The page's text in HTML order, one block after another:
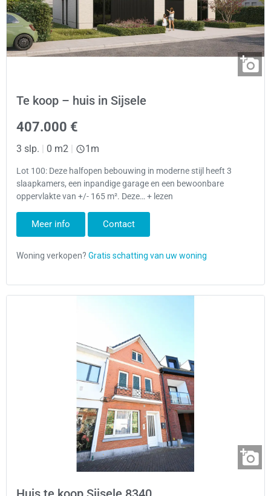
Te koop – huis in Sijsele
407.000 €
3 slp. | 0 m2 | 1m
Lot 100: Deze halfopen bebouwing in moderne stijl heeft 3
slaapkamers, een inpandige garage en een bewoonbare
oppervlakte van +/- 165 m². Deze… + lezen
Meer info Contact